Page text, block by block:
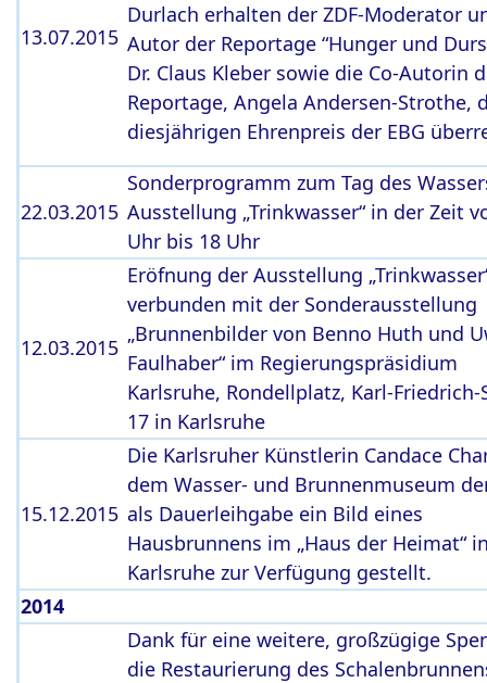
13.07.2015
Durlach erhalten der ZDF-Moderator
Autor der Reportage “Hunger und
Dr. Claus Kleber sowie die Co-Autorin
Reportage, Angela Andersen-Strothe,
diesjährigen Ehrenpreis der EBG
22.03.2015
Sonderprogramm zum Tag des
Ausstellung „Trinkwasser“ in der Zeit
Uhr bis 18 Uhr
12.03.2015
Eröfnung der Ausstellung
verbunden mit der Sonderausstellung
„Brunnenbilder von Benno Huth und
Faulhaber“ im Regierungspräsidium
Karlsruhe, Rondellplatz, Karl-Friedrich-
17 in Karlsruhe
15.12.2015
Die Karlsruher Künstlerin Candace
dem Wasser- und Brunnenmuseum
als Dauerleihgabe ein Bild eines
Hausbrunnens im „Haus der Heimat“
Karlsruhe zur Verfügung gestellt.
2014
Dank für eine weitere, großzügige
die Restaurierung des